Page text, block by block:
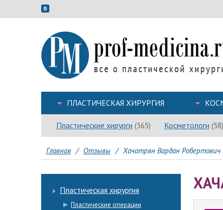
ПЛАСТИЧЕСКАЯ ХИРУРГИЯ
Пластические хирурги (365) Косметологи (58)
Главная / Отзывы / Хачатрян Вардан
Пластическая хирургия
Пластические операции